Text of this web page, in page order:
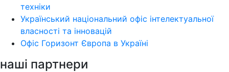
техніки
Український національний офіс інтелектуальної
власності та інновацій
Офіс Горизонт Європа в Україні
наші партнери